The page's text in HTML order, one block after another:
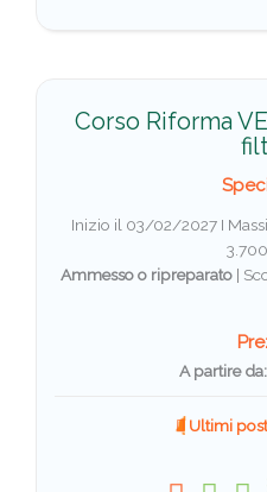
Corso Riforma
Inizio il 03/02/2027 I
Ammesso o ripreparato |
A partire
Ultimi